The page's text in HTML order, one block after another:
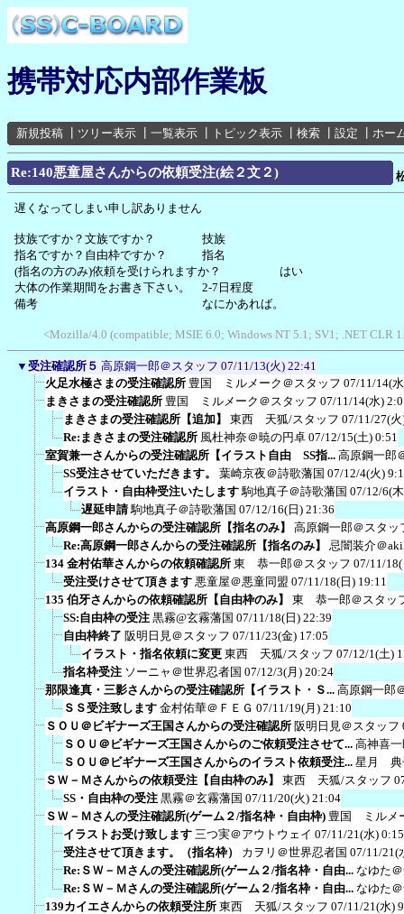
携帯対応内部作業板
新規投稿 ツリー表示 一覧表示 トピック表示 検索 設定 ホー
Re:140悪童屋さんからの依頼受注(絵２文２)
遅くなってしまい申し訳ありません
技族ですか？文族ですか？ 技族
指名ですか？自由枠ですか？ 指名
(指名の方のみ)依頼を受けられますか？ はい
大体の作業期間をお書き下さい。 2-7日程度
備考 なにかあれば。
<Mozilla/4.0 (compatible; MSIE 6.0; Windows NT 5.1; SV1; .NET CLR
▼ 受注確認所５ 高原鋼一郎＠スタッフ 07/11/13(火) 22:41
火足水極さまの受注確認所 豊国 ミルメーク＠スタッフ 07/11/14(
まきさまの受注確認所 豊国 ミルメーク＠スタッフ 07/11/14(水)
まきさまの受注確認所【追加】
東西 天狐/スタッフ 07/11/27(
Re:まきさまの受注確認所 風杜神奈＠暁の円卓 07/12/15(土) 0:51
室賀兼一さんからの受注確認所【イラスト自由 SS指... 高原鋼一郎
SS受注させていただきます。
葉崎京夜＠詩歌藩国 07/12/4(火)
イラスト・自由枠受注いたします 駒地真子＠詩歌藩国 07/12/6(
遅延申請 駒地真子＠詩歌藩国 07/12/16(日) 21:36
高原鋼一郎さんからの受注確認所【指名のみ】
高原鋼一郎＠スタッ
Re:高原鋼一郎さんからの受注確認所【指名のみ】
忌闇装介＠
134 金村佑華さんからの依頼確認所 東 恭一郎＠スタッフ 07/11/
受注受けさせて頂きます 悪童屋＠悪童同盟 07/11/18(日) 19:11
135 伯牙さんからの依頼確認所【自由枠のみ】
東 恭一郎＠スタッ
SS:自由枠の受注 黒霧@玄霧藩国 07/11/18(日) 22:39
自由枠終了 阪明日見＠スタッフ 07/11/23(金) 17:05
イラスト・指名依頼に変更 東西 天狐/スタッフ 07/12/1(土)
指名枠受注 ソーニャ＠世界忍者国 07/12/3(月) 20:24
那限逢真・三影さんからの受注確認所【イラスト・Ｓ... 高原鋼一郎
ＳＳ受注致します 金村佑華＠ＦＥＧ 07/11/19(月) 21:10
ＳＯＵ＠ビギナーズ王国さんからの受注確認所 阪明日見＠スタッフ
ＳＯＵ＠ビギナーズ王国さんからのご依頼受注させて... 高神喜
ＳＯＵ＠ビギナーズ王国さんからのイラスト依頼受注... 星月 典
ＳＷ－Ｍさんからの依頼受注【自由枠のみ】
東西 天狐/スタッフ
SS・自由枠の受注 黒霧＠玄霧藩国 07/11/20(火) 21:04
ＳＷ－Ｍさんの受注確認所(ゲーム２/指名枠・自由枠) 豊国 ミルメ
イラストお受け致します 三つ実＠アウトウェイ 07/11/21(水) 0:15
受注させて頂きます。（指名枠）
カヲリ＠世界忍者国 07/11/21(
Re:ＳＷ－Ｍさんの受注確認所(ゲーム２/指名枠・自由... なゆた
Re:ＳＷ－Ｍさんの受注確認所(ゲーム２/指名枠・自由... なゆた
139カイエさんからの依頼受注所 東西 天狐/スタッフ 07/11/21(水)